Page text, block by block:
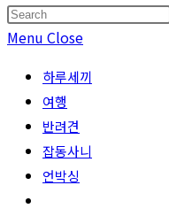
search
Menu Close
하루세끼
여행
반려견
잡동사니
언박싱